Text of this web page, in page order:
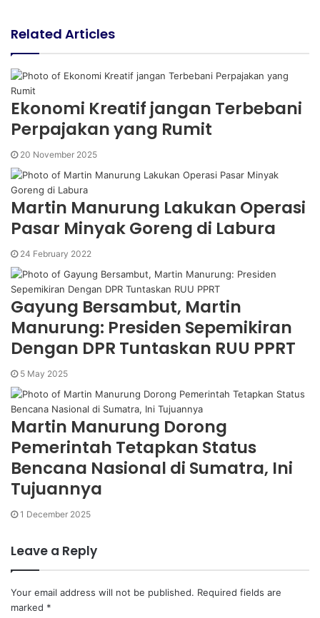
s
i
e
t
e
Related Articles
Ekonomi Kreatif jangan Terbebani
Perpajakan yang Rumit
20 November 2025
Martin Manurung Lakukan Operasi
Pasar Minyak Goreng di Labura
24 February 2022
Gayung Bersambut, Martin
Manurung: Presiden Sepemikiran
Dengan DPR Tuntaskan RUU PPRT
5 May 2025
Martin Manurung Dorong
Pemerintah Tetapkan Status
Bencana Nasional di Sumatra, Ini
Tujuannya
1 December 2025
Leave a Reply
Your email address will not be published. Required fields are
marked *